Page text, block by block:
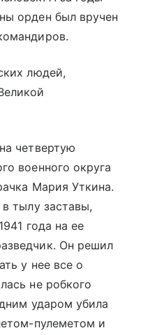
орден был вручен
людей,
четвертую
военного округа
Мария Уткина.
в тылу заставы,
года на ее
Он решил
у нее все о
не робкого
ударом убила
пулеметом и